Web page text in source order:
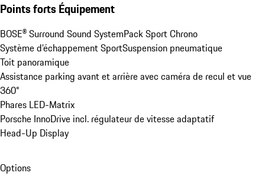
Points forts Équipement
BOSE® Surround Sound SystemPack Sport Chrono
Système d’échappement SportSuspension pneumatique
Toit panoramique
Assistance parking avant et arrière avec caméra de recul et vue
360°
Phares LED-Matrix
Porsche InnoDrive incl. régulateur de vitesse adaptatif
Head-Up Display
Options